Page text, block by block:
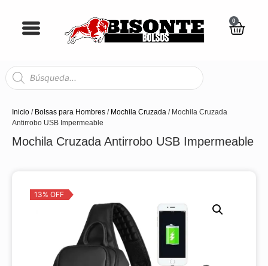
0
Inicio / Bolsas para Hombres / Mochila Cruzada / Mochila Cruzada
Antirrobo USB Impermeable
Mochila Cruzada Antirrobo USB Impermeable
13% OFF